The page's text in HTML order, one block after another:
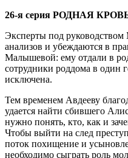
26-я серия РОДНАЯ КРОВЬ
Эксперты под руководством
анализов и убеждаются в
Малышевой: ему отдали в
сотрудники роддома в один
исключена.
Тем временем Авдееву
удается найти сбившего
нужно понять, кто, как и
Чтобы выйти на след
поток похищение и
необходимо сыграть роль